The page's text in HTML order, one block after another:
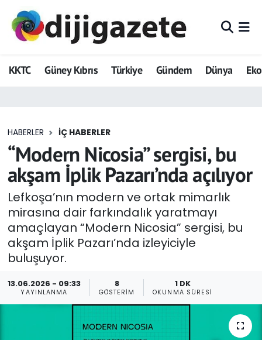
KKTC Güney Kıbrıs Türkiye Gündem Dünya
HABERLER İÇ HABERLER
“Modern Nicosia” sergisi, bu
akşam İplik Pazarı’nda açılıyor
Lefkoşa’nın modern ve ortak mimarlık
mirasına dair farkındalık yaratmayı
amaçlayan “Modern Nicosia” sergisi, bu
akşam İplik Pazarı’nda izleyiciyle
buluşuyor.
13.06.2026 - 09:33
YAYINLANMA
8
GÖSTERIM
1 DK
OKUNMA SÜRESI
ADVERTORIAL
Dijigazete
Eğitim
Ekonomi
Foto Galeri
GEZİ
Güncel
Gündem
Hava Durumu
Trafik Durumu
Tüm Manşetler
Son Dakika Haberleri
Haber Arşivi